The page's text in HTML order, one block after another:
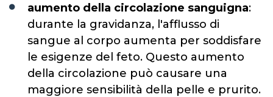
aumento della circolazione sanguigna:
durante la gravidanza, l'afflusso di
sangue al corpo aumenta per soddisfare
le esigenze del feto. Questo aumento
della circolazione può causare una
maggiore sensibilità della pelle e prurito.